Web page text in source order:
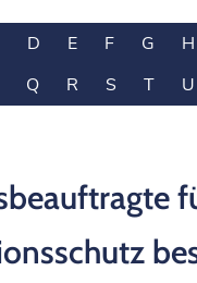
D E F G H
Q R S T U